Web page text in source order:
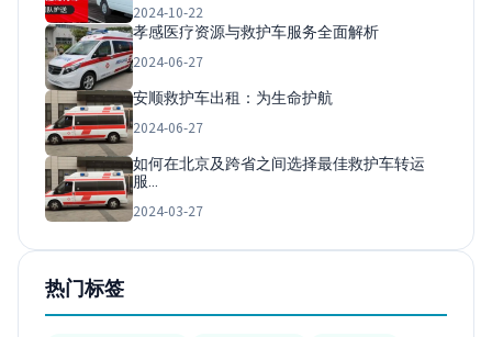
2024-10-22
孝感医疗资源与救护车服务全面解析
2024-06-27
安顺救护车出租：为生命护航
2024-06-27
如何在北京及跨省之间选择最佳救护车转运
服…
2024-03-27
热门标签